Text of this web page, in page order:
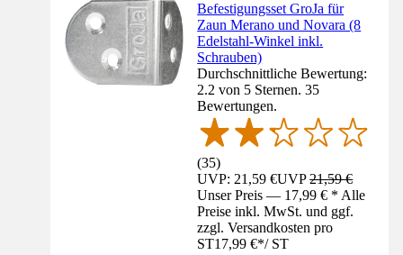
Befestigungsset GroJa für
Zaun Merano und Novara (8
Edelstahl-Winkel inkl.
Schrauben)
Durchschnittliche Bewertung:
2.2 von 5 Sternen. 35
Bewertungen.
(35)
UVP: 21,59 €UVP21,59 €
Unser Preis — 17,99 € * Alle
Preise inkl. MwSt. und ggf.
zzgl. Versandkosten pro
ST17,99 €*/ ST